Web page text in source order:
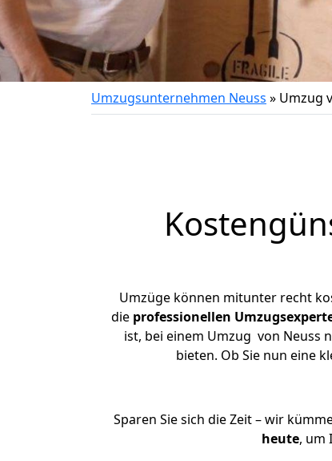
Umzugsunternehmen Neuss » Umzug
Umzüge können mitunter recht
die professionellen
ist, bei einem Umzug von Neuss
bieten. Ob Sie nun eine
Sparen Sie sich die Zeit – wir
heute, um